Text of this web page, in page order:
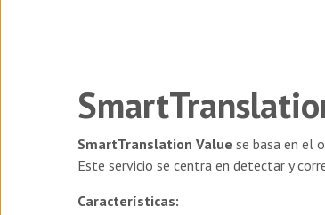
SmartTranslation Value se basa en el
Este servicio se centra en detectar y
Características: